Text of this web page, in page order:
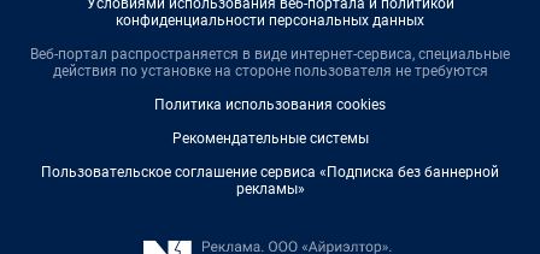
Условиями использования веб-портала и политикой
конфиденциальности персональных данных
Веб-портал распространяется в виде интернет-сервиса, специальные
действия по установке на стороне пользователя не требуются
Политика использования cookies
Рекомендательные системы
Пользовательское соглашение сервиса «Подписка без баннерной
рекламы»